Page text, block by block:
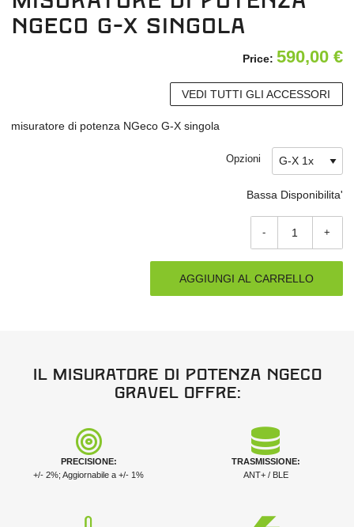
NGeco G-X singola
Price: 590,00 €
VEDI TUTTI GLI ACCESSORI
misuratore di potenza NGeco G-X singola
Opzioni
Bassa Disponibilita'
- +
AGGIUNGI AL CARRELLO
Il misuratore di potenza NGeco
Gravel offre:
PRECISIONE:
+/- 2%; Aggiornabile a +/- 1%
TRASMISSIONE:
ANT+ / BLE